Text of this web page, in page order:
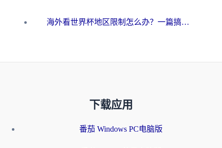
海外看世界杯地区限制怎么办？一篇搞定咪咕视频播放+国内资源无缝访问指南
下载应用
番茄 Windows PC电脑版